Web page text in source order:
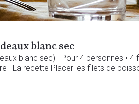
blanc sec
blanc sec) Pour 4 personnes • 4
La recette Placer les filets de